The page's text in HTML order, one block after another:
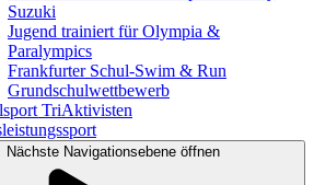
Suzuki
Jugend trainiert für Olympia &
Paralympics
Frankfurter Schul-Swim & Run
Grundschulwettbewerb
TriAktivisten
Nächste Navigationsebene öffnen